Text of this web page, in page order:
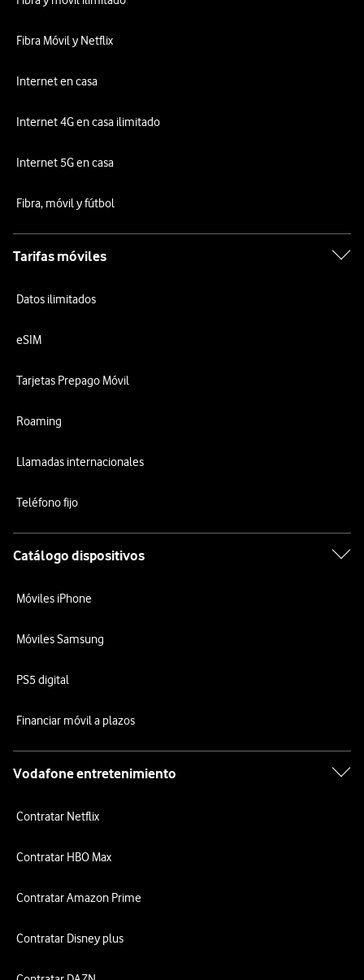
Fibra Móvil y Netflix
Internet en casa
Internet 4G en casa ilimitado
Internet 5G en casa
Fibra, móvil y fútbol
Tarifas móviles
Datos ilimitados
eSIM
Tarjetas Prepago Móvil
Roaming
Llamadas internacionales
Teléfono fijo
Catálogo dispositivos
Móviles iPhone
Móviles Samsung
PS5 digital
Financiar móvil a plazos
Vodafone entretenimiento
Contratar Netflix
Contratar HBO Max
Contratar Amazon Prime
Contratar Disney plus